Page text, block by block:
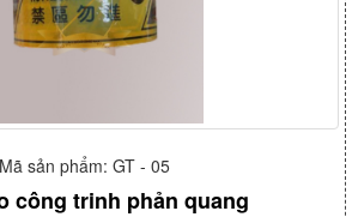
Mã sản phẩm: GT - 05
công trinh phản quang